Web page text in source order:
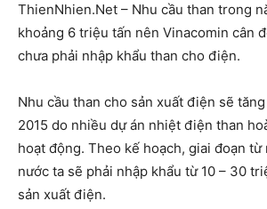
ThienNhien.Net – Nhu cầu than trong
khoảng 6 triệu tấn nên Vinacomin cân
chưa phải nhập khẩu than cho điện.
Nhu cầu than cho sản xuất điện sẽ
2015 do nhiều dự án nhiệt điện than
hoạt động. Theo kế hoạch, giai đoạn từ
nước ta sẽ phải nhập khẩu từ 10 – 30
sản xuất điện.